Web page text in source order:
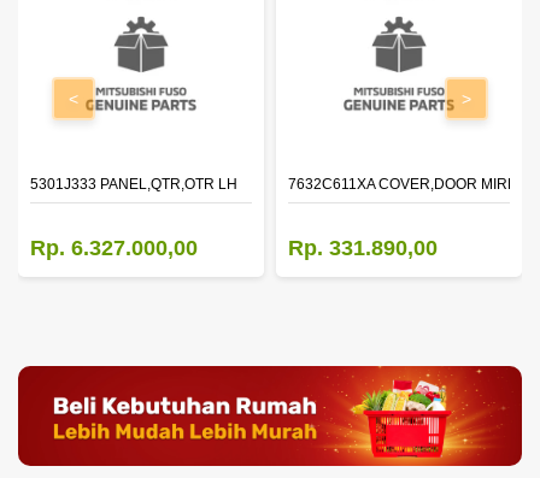
5301J333 PANEL,QTR,OTR LH
Rp. 6.327.000,00
7632C611XA COVER,DOOR
Rp. 331.890,00
< >